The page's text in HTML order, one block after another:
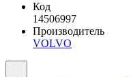
Код
14506997
Производитель
VOLVO